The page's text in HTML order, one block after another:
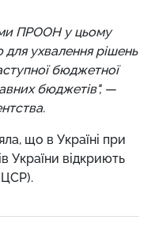
ПРООН у цьому
ухвалення рішень
бюджетної
бюджетів", —
що в Україні при
України відкриють